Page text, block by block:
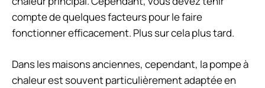
compte de quelques facteurs pour le faire
fonctionner efficacement. Plus sur cela plus tard.
Dans les maisons anciennes, cependant, la pompe à
chaleur est souvent particulièrement adaptée en